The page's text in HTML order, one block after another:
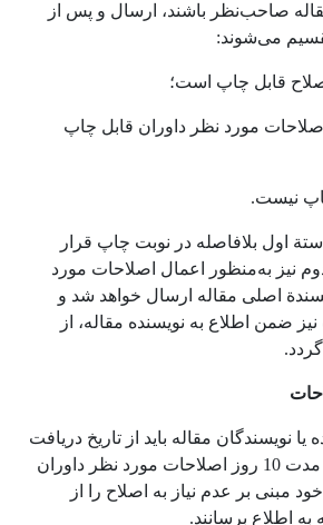
صاحب‌نظر باشند، ارسال و پس از
می‌شوند:
مورد نظر داوران قابل چاپ
اول بلافاصله در نوبت چاپ قرار
نیز به‌منظور اعمال اصلاحات مورد
اصلی مقاله ارسال خواهد شد و
ضمن اطلاع به نویسنده مقاله، از
یا نویسندگان مقاله باید از تاریخ دریافت
مقاله، حداکثر ظرف مدت 10 روز اصلاحات مورد نظر داوران
خود مبنی بر عدم نیاز به اصلاح را از
اطلاع برسانند.